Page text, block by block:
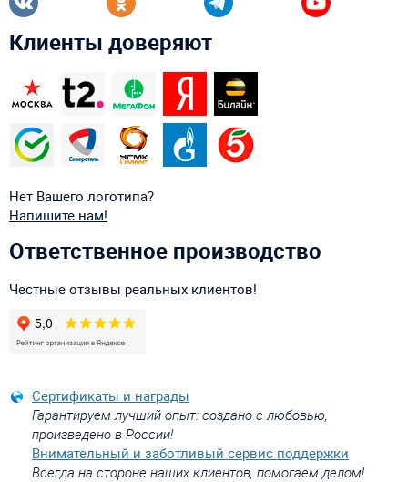
Клиенты доверяют
Нет Вашего логотипа?
Напишите нам!
Ответственное производство
Честные отзывы реальных клиентов!
Сертификаты и награды
Гарантируем лучший опыт: создано с любовью,
произведено в России!
Внимательный и заботливый сервис поддержки
Всегда на стороне наших клиентов, помогаем делом!